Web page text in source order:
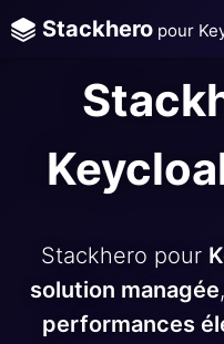
Stackhero pour
Stackhero pour
solution managée
performances